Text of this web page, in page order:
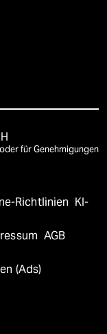
für Genehmigungen
Richtlinien KI-
AGB
(Ads)